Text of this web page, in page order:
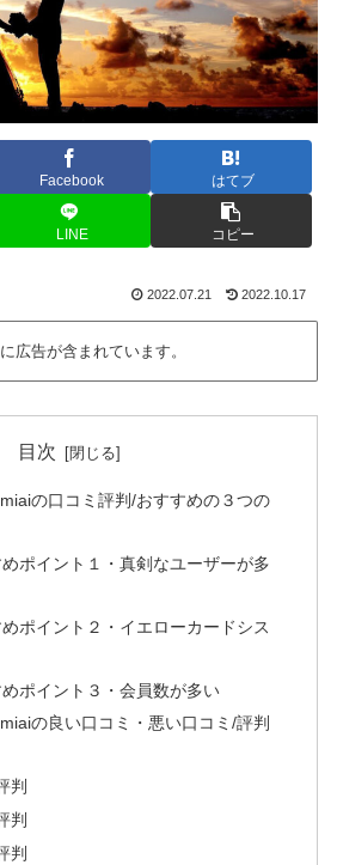
Facebook はてブ
LINE コピー
2022.07.21 2022.10.17
広告が含まれています。
目次
の口コミ評判/おすすめの３つの
ポイント１・真剣なユーザーが多
ポイント２・イエローカードシス
ポイント３・会員数が多い
の良い口コミ・悪い口コミ/評判
判
判
判